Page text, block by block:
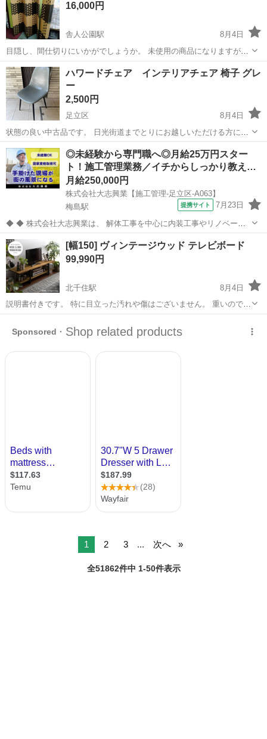
16,000円
舎人公園駅
8月4日
目隠し、間仕切りにいかがでしょうか。 未使用の商品になりますが中
古 美品。 写真でご判断ください。 返品、キャンセルは出来ません、
ご理解頂ける方宜しくお願い致します。
東京 足立区 舎人公園駅 オフィス用家具
ハワードチェア インテリアチェア 椅子 グレ
ー
2,500円
足立区
8月4日
状態の良い中古品です。 日光街道までとりにお越しいただける方にお
願いいたします。 楽天で購入 https://item.rakuten.co.jp/air-rhizome/air-
dining-c05/?iasid=07r...
東京 足立区 椅子
◎未経験から専門職へ◎月給25万円スター
ト！施工管理業務／イチからしっかり教え…
月給250,000円
株式会社大志興業【施工管理-足立区-A063】
梅島駅
提携サイト 7月23日
◆ ◆ 株式会社大志興業は、 解体工事を中心に内装工事やリノベーシ
ョン工事まで幅広く手掛ける総合建設企業です。 住宅・店舗・ビルな
ど多様な現場に対応し、解体から施工、廃棄物処理まで一貫して行っ
ています。 20代～40代の...
東京 足立区 梅島駅
[幅150] ヴィンテージウッド テレビボード
99,990円
北千住駅
8月4日
説明書付きです。 特に目立った汚れや傷はございません。 重いので引
取限定とさせて頂きます。（東京都豊島区） ご返品等の無いよう、ご
納得いただけるまでご質問して頂ければと思います。ご検討宜しくお
1 2 3 ... 次へ
全51862件中 1-50件表示